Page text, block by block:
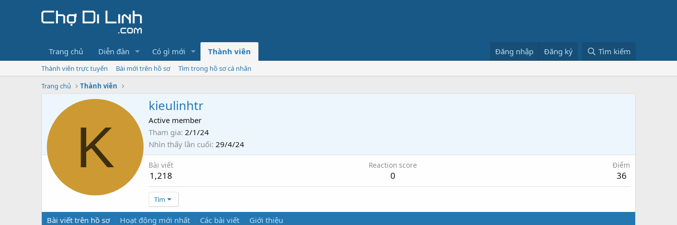
Trang chủ Diễn đàn Có gì mới Thành viên Đăng nhập Đăng ký Tìm kiếm
Thành viên trực tuyến Bài mới trên hồ sơ
Tìm trong hồ sơ cá nhân
Trang chủ
Thành viên
K
kieulinhtr
Active member
Tham gia 2/1/24
Nhìn thấy lần cuối 29/4/24
Bài viết
1,218
Reaction score
0
Điểm
36
Tìm
Bài viết trên hồ sơ Hoạt động mới nhất Các bài viết Giới thiệu